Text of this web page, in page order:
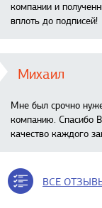
компании и
вплоть до подписей!
Михаил
Мне был срочно
компанию. Спасибо
качество каждого
ВСЕ